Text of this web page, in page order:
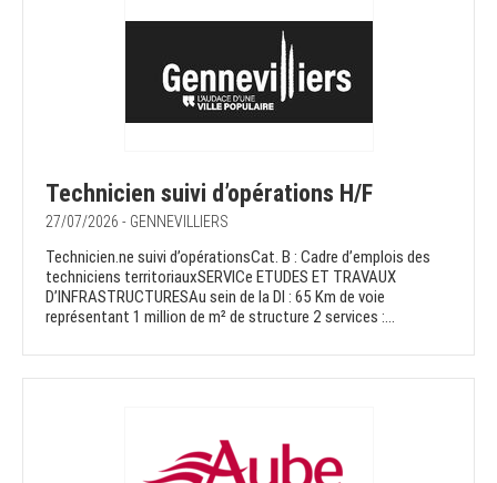
Technicien suivi d’opérations H/F
27/07/2026 - GENNEVILLIERS
Technicien.ne suivi d’opérationsCat. B : Cadre d’emplois des
techniciens territoriauxSERVICe ETUDES ET TRAVAUX
D’INFRASTRUCTURESAu sein de la DI : 65 Km de voie
représentant 1 million de m² de structure 2 services :...